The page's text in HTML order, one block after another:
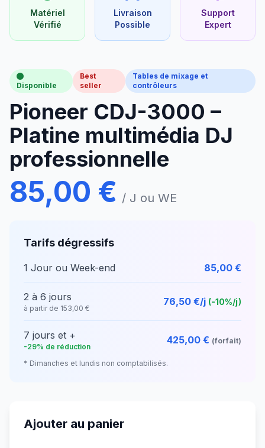
Matériel
Vérifié
Livraison
Possible
Support
Expert
Disponible
Best
seller
Tables de mixage et
contrôleurs
Pioneer CDJ-3000 –
Platine multimédia DJ
professionnelle
85,00 € / J ou WE
Tarifs dégressifs
1 Jour ou Week-end 85,00 €
2 à 6 jours
à partir de 153,00 €
76,50 €/j (-10%/j)
7 jours et +
-29% de réduction
425,00 € (forfait)
* Dimanches et lundis non comptabilisés.
Ajouter au panier